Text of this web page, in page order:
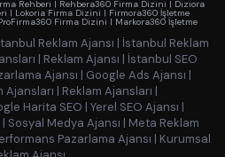
Rehberi | Rehbera360 Firma Dizini | Diziora
| Lokoria Firma Dizini | Firmora360 İşletme
Firma Dizini | Markora360 İşletme
Reklam Ajansı | İstanbul Reklam
| Reklam Ajansı | İstanbul SEO
Ajansı | Google Ads Ajansı |
Ajansları | Reklam Ajansları |
Harita SEO | Yerel SEO Ajansı |
| Sosyal Medya Ajansı | Meta Reklam
Pazarlama Ajansı | Kurumsal